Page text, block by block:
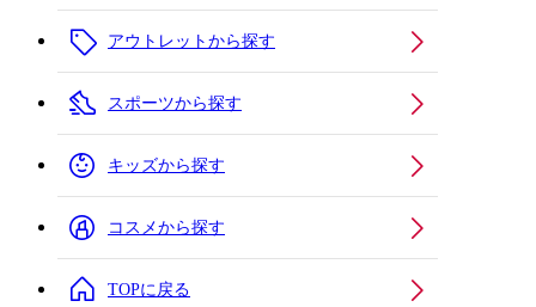
アウトレットから探す
スポーツから探す
キッズから探す
コスメから探す
TOPに戻る